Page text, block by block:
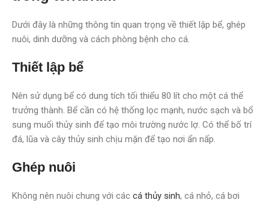
Dưới đây là những thông tin quan trọng về thiết lập bể, ghép
nuôi, dinh dưỡng và cách phòng bệnh cho cá.
Thiết lập bể
Nên sử dụng bể có dung tích tối thiểu 80 lít cho một cá thể
trưởng thành. Bể cần có hệ thống lọc mạnh, nước sạch và bổ
sung muối thủy sinh để tạo môi trường nước lợ. Có thể bố trí
đá, lũa và cây thủy sinh chịu mặn để tạo nơi ẩn nấp.
Ghép nuôi
Không nên nuôi chung với các cá thủy sinh, cá nhỏ, cá bơi